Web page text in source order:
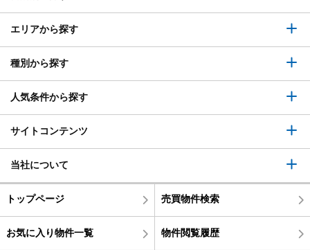
エリアから探す
種別から探す
人気条件から探す
サイトコンテンツ
当社について
トップページ 売買物件検索
お気に入り物件一覧 物件閲覧履歴